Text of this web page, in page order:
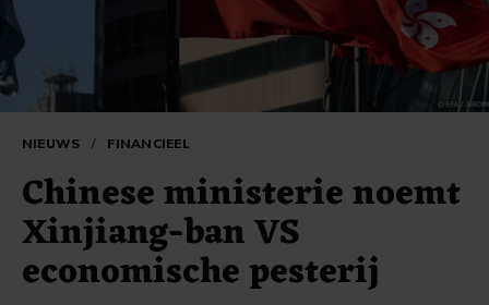
NIEUWS / FINANCIEEL
Chinese ministerie noemt
Xinjiang-ban VS
economische pesterij